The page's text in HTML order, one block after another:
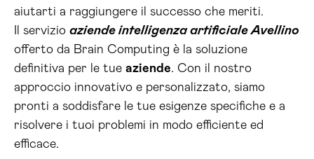
aiutarti a raggiungere il successo che meriti.
Il servizio aziende intelligenza artificiale Avellino
offerto da Brain Computing è la soluzione
definitiva per le tue aziende. Con il nostro
approccio innovativo e personalizzato, siamo
pronti a soddisfare le tue esigenze specifiche e a
risolvere i tuoi problemi in modo efficiente ed
efficace.